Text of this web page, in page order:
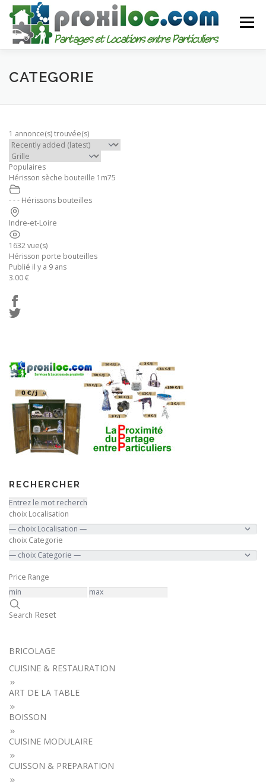
Aller
contenu
Menu
CATEGORIES AJOUTER UNE ANNONCE
CATEGORIE
1 annonce(s) trouvée(s)
Populaires
Hérisson sèche bouteille 1m75
- - - Hérissons bouteilles
Indre-et-Loire
1632 vue(s)
Hérisson porte bouteilles
Publié il y a 9 ans
3.00 €
RECHERCHER
choix Localisation
choix Categorie
Price Range
Search Reset
BRICOLAGE
CUISINE & RESTAURATION
ART DE LA TABLE
BOISSON
CUISINE MODULAIRE
CUISSON & PREPARATION